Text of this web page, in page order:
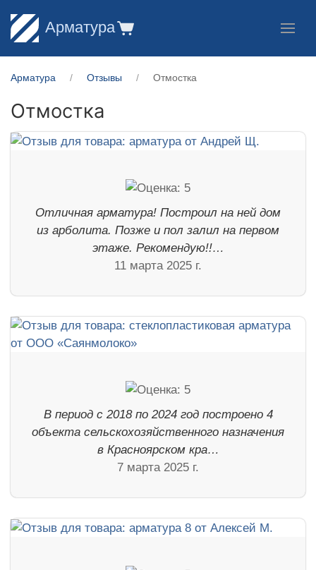
Арматура
Арматура Отзывы Отмостка
Отмостка
Отличная арматура! Построил на ней дом
из арболита. Позже и пол залил на первом
этаже. Рекомендую!!…
11 марта 2025 г.
В период с 2018 по 2024 год построено 4
объекта сельскохозяйственного назначения
в Красноярском кра…
7 марта 2025 г.